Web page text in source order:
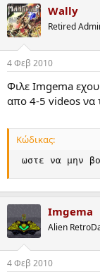
c
t
i
s
Wally
Retired
4 Φεβ 2010
Φιλε Imgema
απο 4-5 videos να
Κώδικας:
ωστε να μην
Imgema
Alien
4 Φεβ 2010